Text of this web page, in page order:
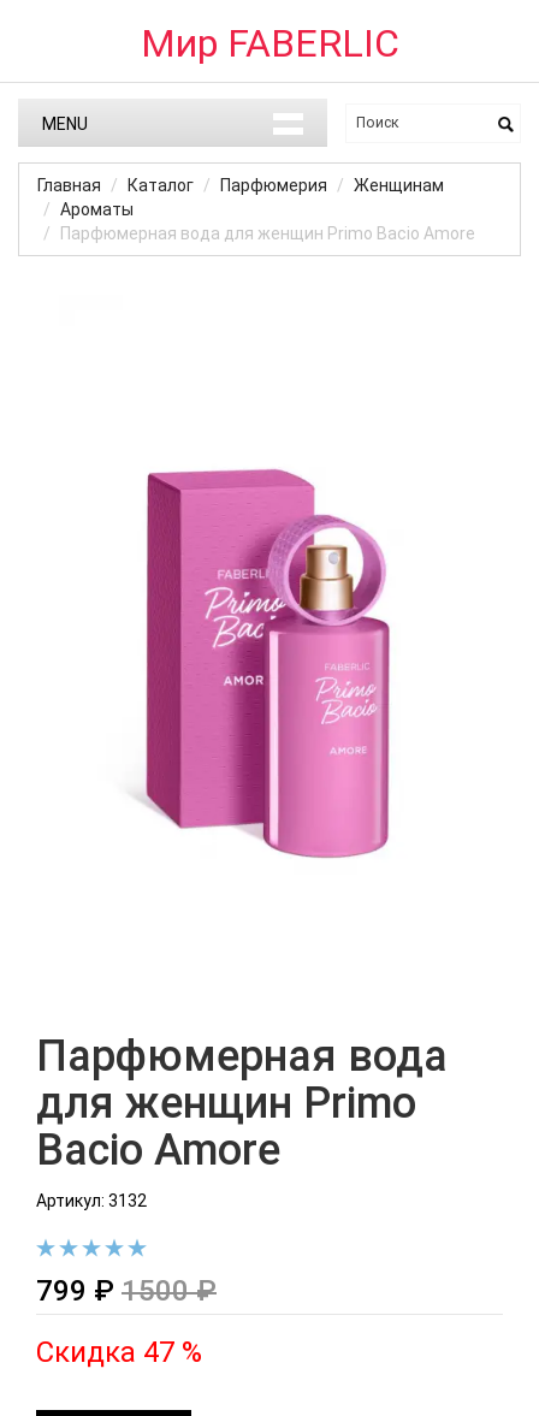
Мир FABERLIC
MENU
Главная Каталог Парфюмерия
Женщинам
Ароматы
Парфюмерная вода для женщин Primo Bacio Amore
Парфюмерная вода
для женщин Primo
Bacio Amore
Артикул: 3132
799 ₽ 1500 ₽
Скидка 47 %